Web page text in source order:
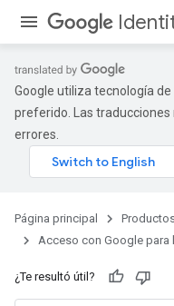
Google utiliza tecnología
preferido. Las
errores.
Página principal
Acceso con Google para
¿Te resultó útil?